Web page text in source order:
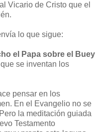
Vicario de Cristo que el
lo que sigue:
el Papa sobre el Buey
se inventan los
pensar en los
En el Evangelio no se
la meditación guiada
Testamento